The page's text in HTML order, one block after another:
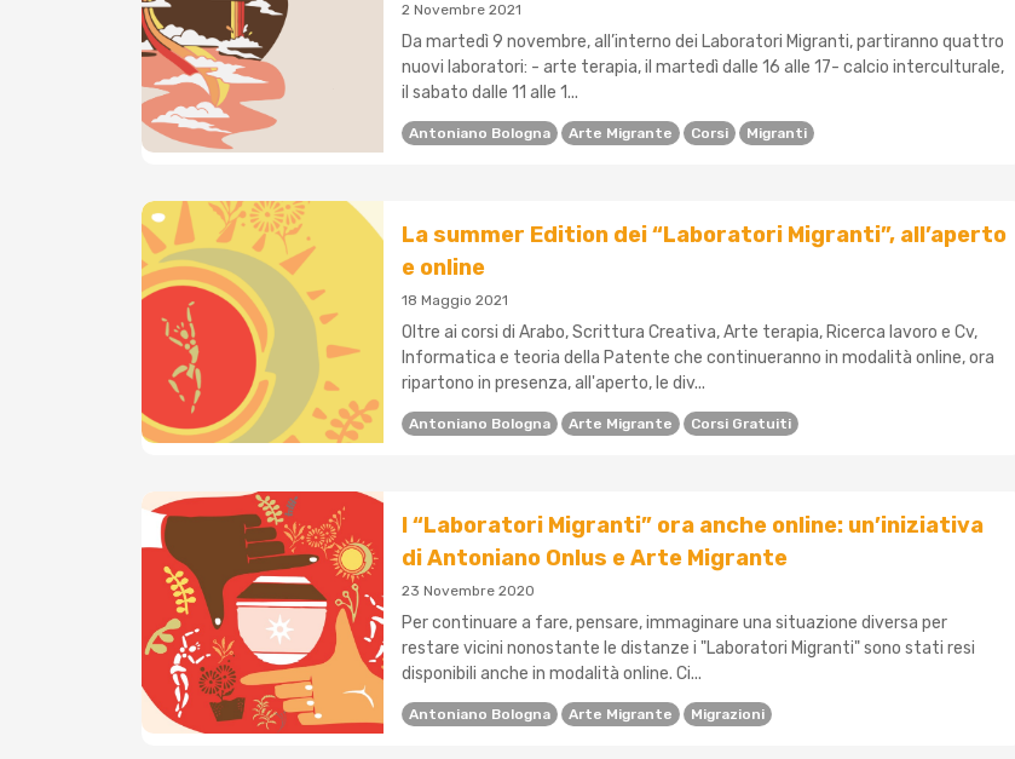
2 Novembre 2021
Da martedì 9 novembre, all’interno dei Laboratori Migranti, partiranno quattro
nuovi laboratori: - arte terapia, il martedì dalle 16 alle 17- calcio interculturale,
il sabato dalle 11 alle 1...
Antoniano Bologna Arte Migrante Corsi Migranti
La summer Edition dei “Laboratori Migranti”, all’aperto
e online
18 Maggio 2021
Oltre ai corsi di Arabo, Scrittura Creativa, Arte terapia, Ricerca lavoro e Cv,
Informatica e teoria della Patente che continueranno in modalità online, ora
ripartono in presenza, all'aperto, le div...
Antoniano Bologna Arte Migrante Corsi Gratuiti
I “Laboratori Migranti” ora anche online: un’iniziativa
di Antoniano Onlus e Arte Migrante
23 Novembre 2020
Per continuare a fare, pensare, immaginare una situazione diversa per
restare vicini nonostante le distanze i "Laboratori Migranti" sono stati resi
disponibili anche in modalità online. Ci...
Antoniano Bologna Arte Migrante Migrazioni